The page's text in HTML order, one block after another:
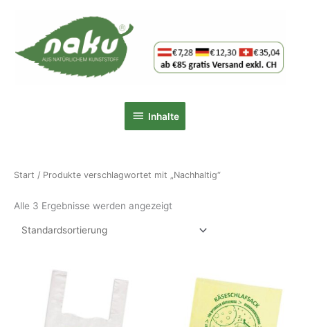
Inhalte
Inhalte
Start / Produkte verschlagwortet mit „Nachhaltig“
Alle 3 Ergebnisse werden angezeigt